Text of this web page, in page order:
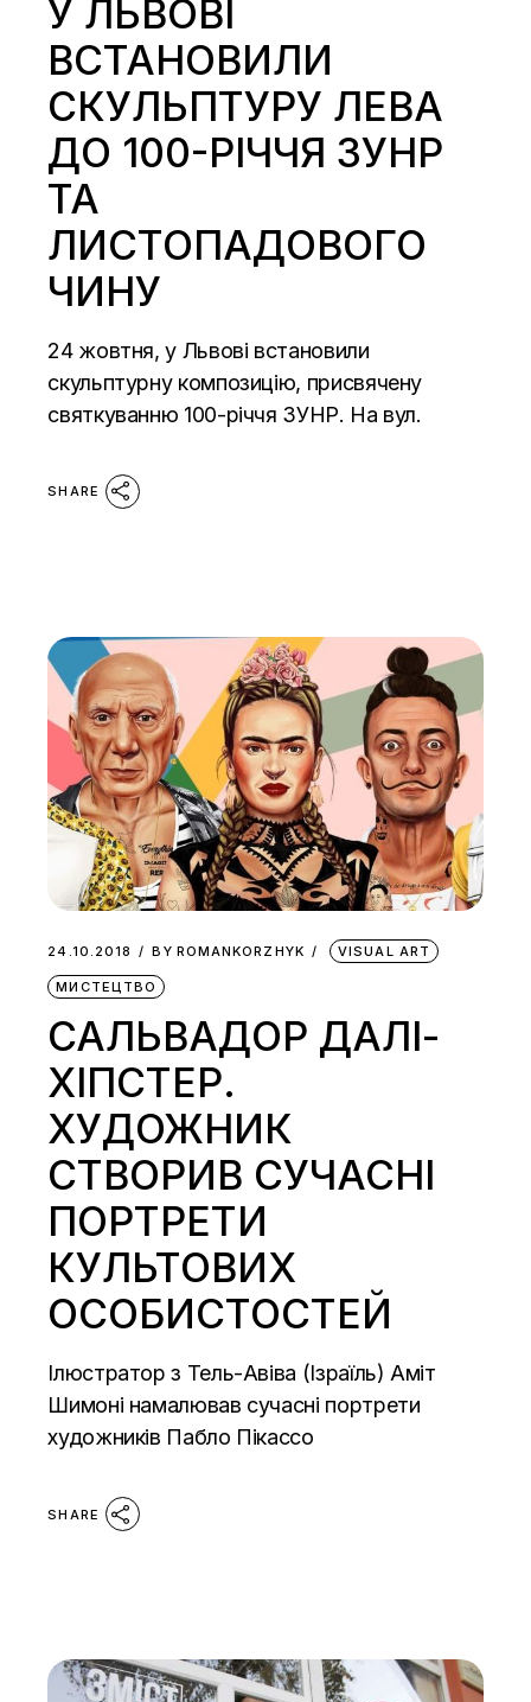
У ЛЬВОВІ
ВСТАНОВИЛИ
СКУЛЬПТУРУ ЛЕВА
ДО 100-РІЧЧЯ ЗУНР
ТА
ЛИСТОПАДОВОГО
ЧИНУ
24 жовтня, у Львові встановили
скульптурну композицію, присвячену
святкуванню 100-річчя ЗУНР. На вул.
SHARE
24.10.2018 BY ROMANKORZHYK VISUAL ART
МИСТЕЦТВО
САЛЬВАДОР ДАЛІ-
ХІПСТЕР.
ХУДОЖНИК
СТВОРИВ СУЧАСНІ
ПОРТРЕТИ
КУЛЬТОВИХ
ОСОБИСТОСТЕЙ
Ілюстратор з Тель-Авіва (Ізраїль) Аміт
Шимоні намалював сучасні портрети
художників Пабло Пікассо
SHARE